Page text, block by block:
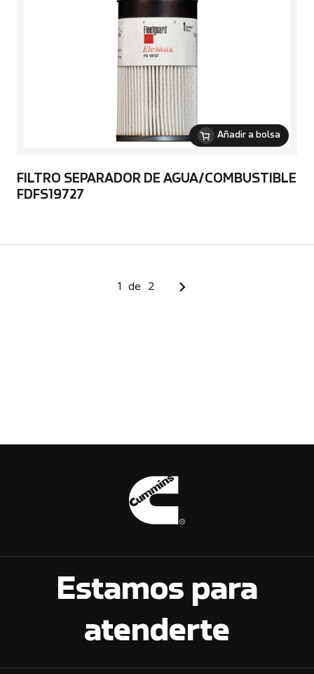
Añadir a bolsa
FILTRO SEPARADOR DE AGUA/COMBUSTIBLE
FDFS19727
1 de 2
Estamos para
atenderte